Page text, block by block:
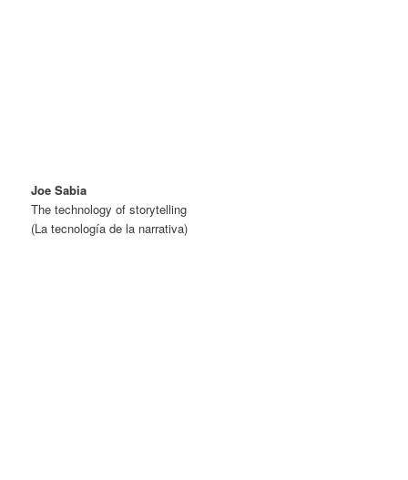
Joe Sabia
The technology of storytelling
(La tecnología de la narrativa)